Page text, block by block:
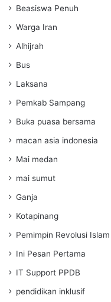
Beasiswa Penuh
Warga Iran
Alhijrah
Bus
Laksana
Pemkab Sampang
Buka puasa bersama
macan asia indonesia
Mai medan
mai sumut
Ganja
Kotapinang
Pemimpin Revolusi
Ini Pesan Pertama
IT Support PPDB
pendidikan inklusif